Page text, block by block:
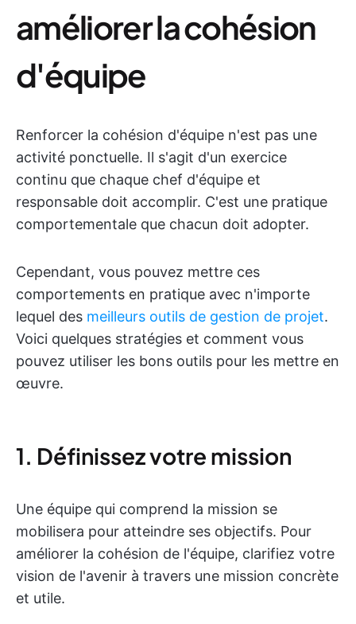
améliorer la cohésion
d'équipe
Renforcer la cohésion d'équipe n'est pas une
activité ponctuelle. Il s'agit d'un exercice
continu que chaque chef d'équipe et
responsable doit accomplir. C'est une pratique
comportementale que chacun doit adopter.
Cependant, vous pouvez mettre ces
comportements en pratique avec n'importe
lequel des meilleurs outils de gestion de projet.
Voici quelques stratégies et comment vous
pouvez utiliser les bons outils pour les mettre en
œuvre.
1. Définissez votre mission
Une équipe qui comprend la mission se
mobilisera pour atteindre ses objectifs. Pour
améliorer la cohésion de l'équipe, clarifiez votre
vision de l'avenir à travers une mission concrète
et utile.